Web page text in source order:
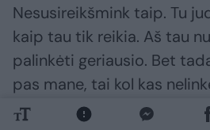
Nesusireikšmink taip. Tu
kaip tau tik reikia. Aš tau
palinkėti geriausio. Bet
pas mane, tai kol kas
D. Dirkstys.